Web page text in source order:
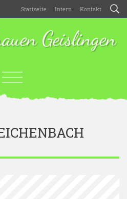
Startseite Intern Kontakt
Geislingen